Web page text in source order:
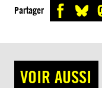
Partager
VOIR AUSSI